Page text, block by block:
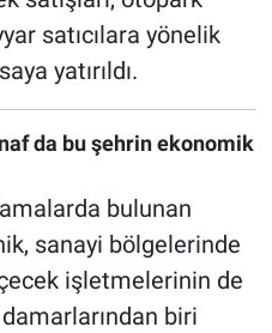
satıcılara yönelik
yatırıldı.
da bu şehrin ekonomik
bulunan
sanayi bölgelerinde
işletmelerinin de
biri